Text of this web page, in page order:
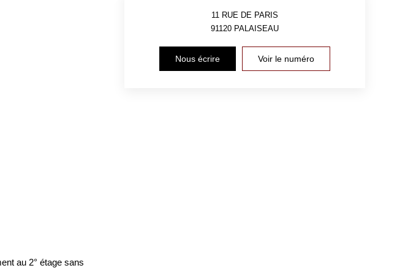
au 2° étage sans
11 RUE DE PARIS
91120 PALAISEAU
Nous écrire Voir le numéro